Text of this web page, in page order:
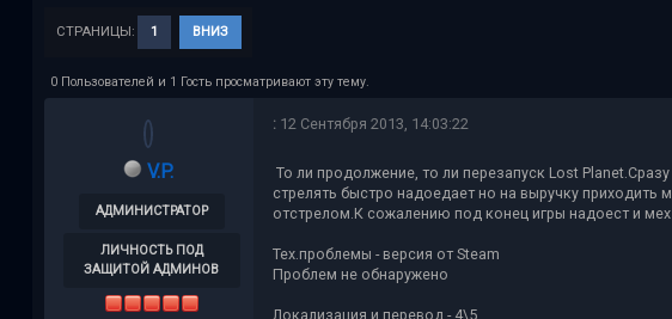
СТРАНИЦЫ: 1 ВНИЗ
0 Пользователей и 1 Гость просматривают эту тему.
V.P.
АДМИНИСТРАТОР
ЛИЧНОСТЬ ПОД
ЗАЩИТОЙ АДМИНОВ
:12 Сентября 2013, 14:03:22
То ли продолжение, то ли перезапуск Lost
стрелять быстро надоедает но на выручку
отстрелом.К сожалению под конец игры надоест и
Тех.проблемы - версия от Steam
Проблем не обнаружено
Локализация и перевод - 4\5